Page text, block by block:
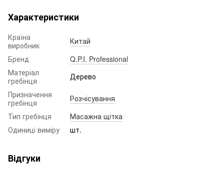
Характеристики
Країна
виробник
Китай
Бренд
Q.P.I. Professional
Матеріал
гребінця
Дерево
Призначення
гребінця
Розчісування
Тип гребінця
Масажна щітка
Одиниці виміру
шт.
Відгуки